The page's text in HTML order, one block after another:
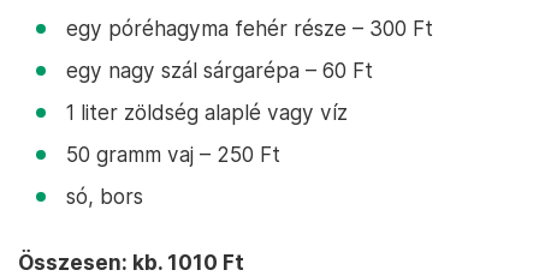
egy póréhagyma fehér része – 300 Ft
egy nagy szál sárgarépa – 60 Ft
1 liter zöldség alaplé vagy víz
50 gramm vaj – 250 Ft
só, bors
Összesen: kb. 1010 Ft